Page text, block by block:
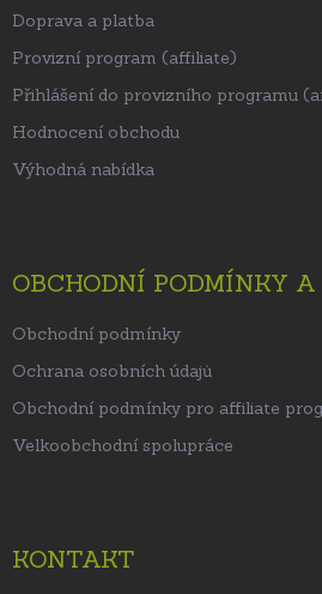
Doprava a platba
Provizní program (affiliate)
Přihlášení do provizního programu
Hodnocení obchodu
Výhodná nabídka
OBCHODNÍ PODMÍNKY A
Obchodní podmínky
Ochrana osobních údajů
Obchodní podmínky pro affiliate
Velkoobchodní spolupráce
KONTAKT